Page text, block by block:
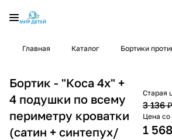
Главная Каталог Бортики
Бортик - "Коса 4х" +
4 подушки по всему
периметру кроватки
(сатин + синтепух/
Старая
3 136 ₽
Цена со
1